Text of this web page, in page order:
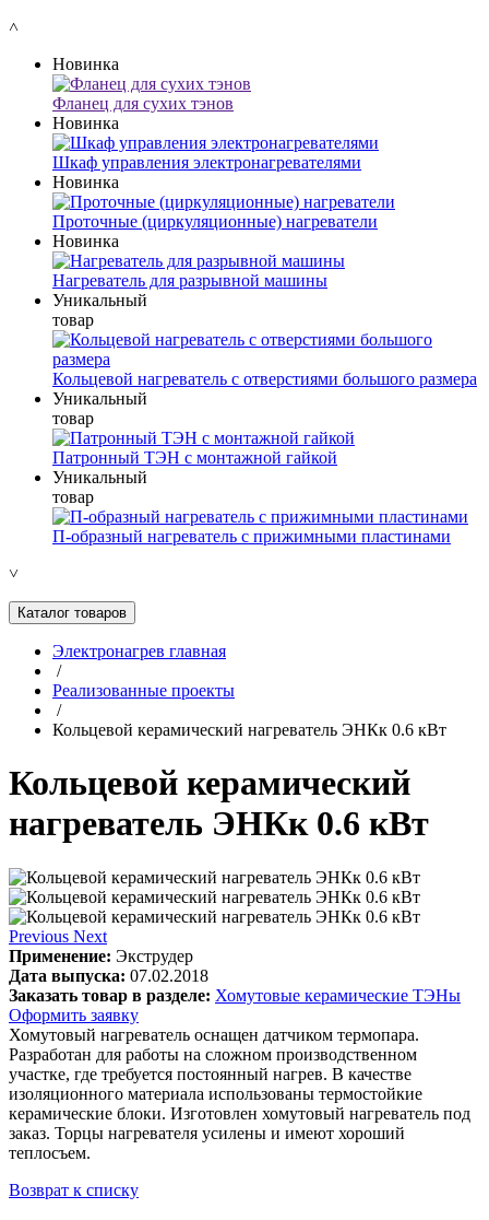
˄
Новинка
Фланец для сухих тэнов
Новинка
Шкаф управления электронагревателями
Новинка
Проточные (циркуляционные) нагреватели
Новинка
Нагреватель для разрывной машины
Уникальный
товар
Кольцевой нагреватель с отверстиями большого размера
Уникальный
товар
Патронный ТЭН с монтажной гайкой
Уникальный
товар
П-образный нагреватель с прижимными пластинами
˅
Каталог товаров
Электронагрев главная
/
Реализованные проекты
/
Кольцевой керамический нагреватель ЭНКк 0.6 кВт
Кольцевой керамический
нагреватель ЭНКк 0.6 кВт
Previous Next
Применение: Экструдер
Дата выпуска: 07.02.2018
Заказать товар в разделе: Хомутовые керамические ТЭНы
Оформить заявку
Хомутовый нагреватель оснащен датчиком термопара.
Разработан для работы на сложном производственном
участке, где требуется постоянный нагрев. В качестве
изоляционного материала использованы термостойкие
керамические блоки. Изготовлен хомутовый нагреватель под
заказ. Торцы нагревателя усилены и имеют хороший
теплосъем.
Возврат к списку